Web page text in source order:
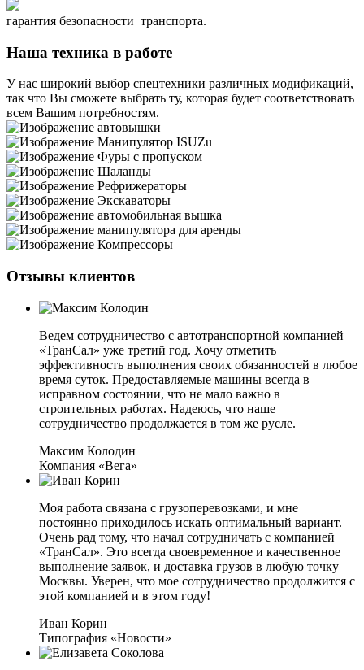
гарантия безопасности транспорта.
Наша техника в работе
У нас широкий выбор спецтехники различных модификаций,
так что Вы сможете выбрать ту, которая будет соответствовать
всем Вашим потребностям.
Отзывы клиентов
Ведем сотрудничество с автотранспортной компанией
«ТранСал» уже третий год. Хочу отметить
эффективность выполнения своих обязанностей в любое
время суток. Предоставляемые машины всегда в
исправном состоянии, что не мало важно в
строительных работах. Надеюсь, что наше
сотрудничество продолжается в том же русле.
Максим Колодин
Компания «Вега»
Моя работа связана с грузоперевозками, и мне
постоянно приходилось искать оптимальный вариант.
Очень рад тому, что начал сотрудничать с компанией
«ТранСал». Это всегда своевременное и качественное
выполнение заявок, и доставка грузов в любую точку
Москвы. Уверен, что мое сотрудничество продолжится с
этой компанией и в этом году!
Иван Корин
Типография «Новости»